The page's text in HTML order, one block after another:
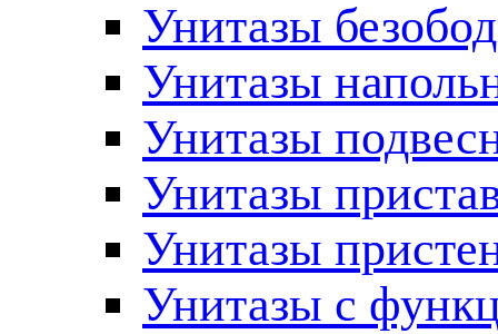
Унитазы
Унитазы
Унитазы
Унитазы
Унитазы
Унитазы с